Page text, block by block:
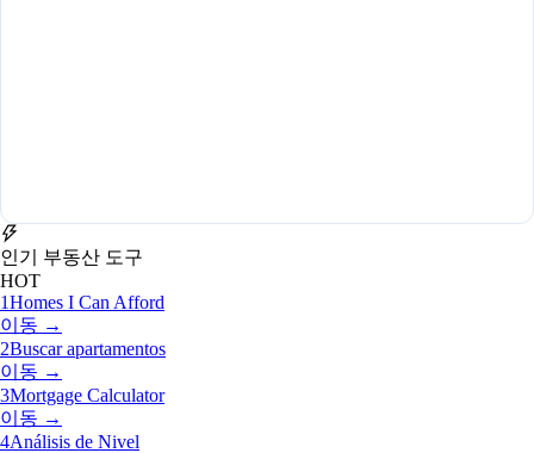
인기 부동산 도구
HOT
1Homes I Can Afford
이동 →
2Buscar apartamentos
이동 →
3Mortgage Calculator
이동 →
4Análisis de Nivel